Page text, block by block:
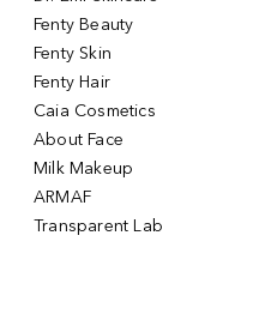
Fenty Beauty
Fenty Skin
Fenty Hair
Caia Cosmetics
About Face
Milk Makeup
ARMAF
Transparent Lab